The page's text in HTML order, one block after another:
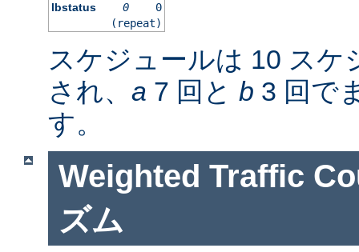
lbstatus
0
0
(repeat)
スケジュールは 10 スケ
され、 a 7 回と b 3 回で
す。
Weighted Traffic
ズム